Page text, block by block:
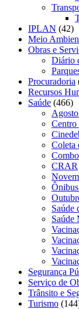
IPLAN (42)
Meio
Obras e
Diário
Procuradoria
Recursos
Saúde (466)
Centro
Coleta
CRAR
Saúde
Saúde
Segurança
Serviço de
Trânsito e
Turismo